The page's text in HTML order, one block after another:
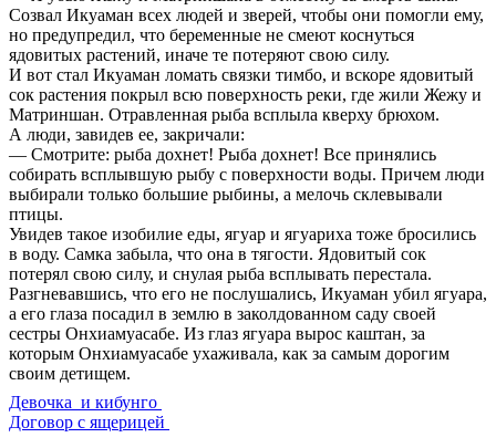
Созвал Икуаман всех людей и зверей, чтобы они помогли ему,
но предупредил, что беременные не смеют коснуться
ядовитых растений, иначе те потеряют свою силу.
И вот стал Икуаман ломать связки тимбо, и вскоре ядовитый
сок растения покрыл всю поверхность реки, где жили Жежу и
Матриншан. Отравленная рыба всплыла кверху брюхом.
А люди, завидев ее, закричали:
— Смотрите: рыба дохнет! Рыба дохнет! Все принялись
собирать всплывшую рыбу с поверхности воды. Причем люди
выбирали только большие рыбины, а мелочь склевывали
птицы.
Увидев такое изобилие еды, ягуар и ягуариха тоже бросились
в воду. Самка забыла, что она в тягости. Ядовитый сок
потерял свою силу, и снулая рыба всплывать перестала.
Разгневавшись, что его не послушались, Икуаман убил ягуара,
а его глаза посадил в землю в заколдованном саду своей
сестры Онхиамуасабе. Из глаз ягуара вырос каштан, за
которым Онхиамуасабе ухаживала, как за самым дорогим
своим детищем.
Девочка и кибунго
Договор с ящерицей